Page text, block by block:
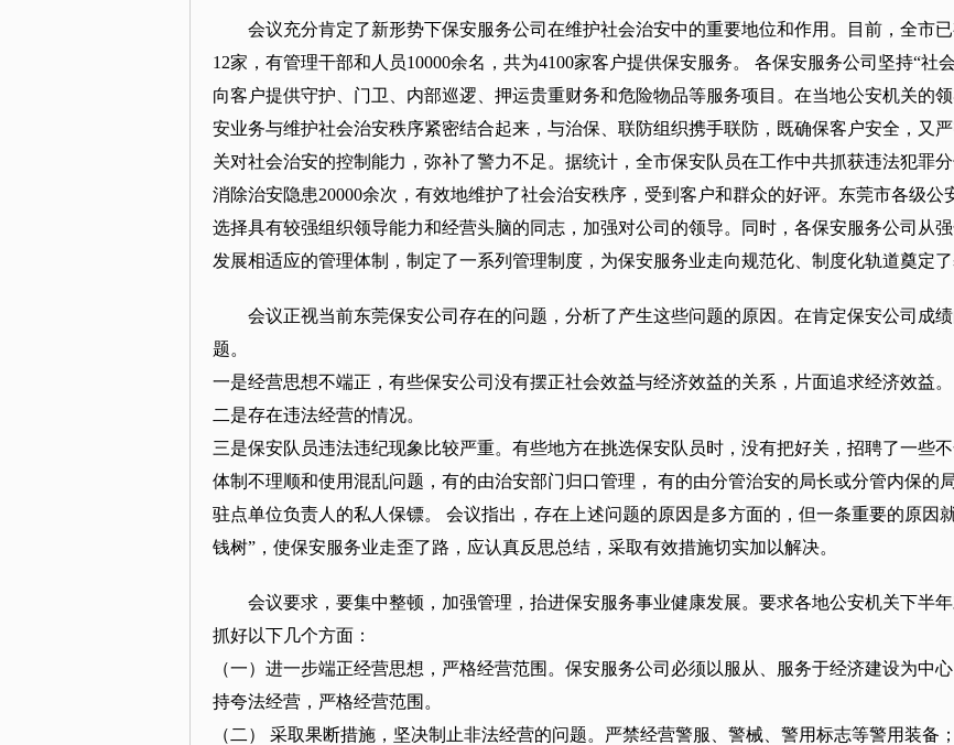
会议充分肯定了新形势下保安服务公司在维护社会治安中的重要地位和作用。目前，全市
12家，有管理干部和人员10000余名，共为4100家客户提供保安服务。 各保安服务公司坚持“社
向客户提供守护、门卫、内部巡逻、押运贵重财务和危险物品等服务项目。在当地公安机关的
安业务与维护社会治安秩序紧密结合起来，与治保、联防组织携手联防，既确保客户安全，又
关对社会治安的控制能力，弥补了警力不足。据统计，全市保安队员在工作中共抓获违法犯罪分
消除治安隐患20000余次，有效地维护了社会治安秩序，受到客户和群众的好评。东莞市各级公
选择具有较强组织领导能力和经营头脑的同志，加强对公司的领导。同时，各保安服务公司从
发展相适应的管理体制，制定了一系列管理制度，为保安服务业走向规范化、制度化轨道奠定了
会议正视当前东莞保安公司存在的问题，分析了产生这些问题的原因。在肯定保安公司成
题。
一是经营思想不端正，有些保安公司没有摆正社会效益与经济效益的关系，片面追求经济效益。
二是存在违法经营的情况。
三是保安队员违法违纪现象比较严重。有些地方在挑选保安队员时，没有把好关，招聘了一些
体制不理顺和使用混乱问题，有的由治安部门归口管理， 有的由分管治安的局长或分管内保的
驻点单位负责人的私人保镖。 会议指出，存在上述问题的原因是多方面的，但一条重要的原因
钱树”，使保安服务业走歪了路，应认真反思总结，采取有效措施切实加以解决。
会议要求，要集中整顿，加强管理，抬进保安服务事业健康发展。要求各地公安机关下半
抓好以下几个方面：
（一）进一步端正经营思想，严格经营范围。保安服务公司必须以服从、服务于经济建设为中
持夸法经营，严格经营范围。
（二） 采取果断措施，坚决制止非法经营的问题。严禁经营警服、警械、警用标志等警用装备